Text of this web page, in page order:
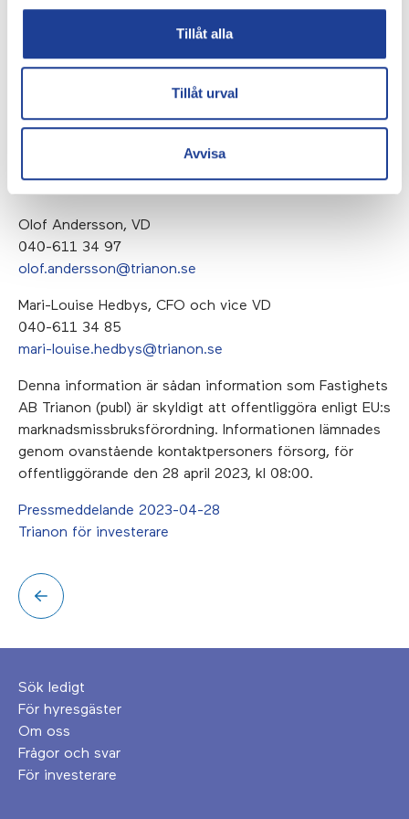
Tillåt alla
Tillåt urval
Avvisa
affären.
Ytterligare information kommer att presenteras i
2023 den 4 maj kl 09:30. Rapporten publiceras samma
Olof Andersson, VD
040-611 34 97
olof.andersson@trianon.se
Mari-Louise Hedbys, CFO och vice VD
040-611 34 85
mari-louise.hedbys@trianon.se
Denna information är sådan information som Fastighets
AB Trianon (publ) är skyldigt att offentliggöra enligt EU:s
marknadsmissbruksförordning. Informationen lämnades
genom ovanstående kontaktpersoners försorg, för
offentliggörande den 28 april 2023, kl 08:00.
Pressmeddelande 2023-04-28
Trianon för investerare
Sök ledigt
För hyresgäster
Om oss
Frågor och svar
För investerare